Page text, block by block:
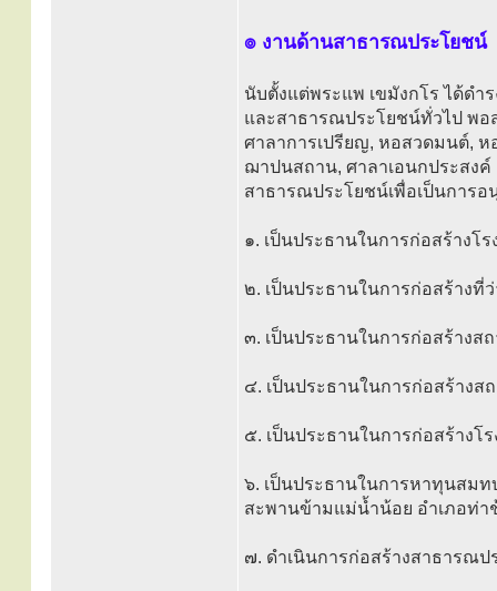
๏ งานด้านสาธารณประโยชน์
นับตั้งแต่พระแพ เขมังกโร ได้ดำ
และสาธารณประโยชน์ทั่วไป พอ
ศาลาการเปรียญ, หอสวดมนต์,
ฌาปนสถาน, ศาลาเอนกประสงค์
สาธารณประโยชน์เพื่อเป็นการ
๑. เป็นประธานในการก่อสร้างโ
๒. เป็นประธานในการก่อสร้างที่
๓. เป็นประธานในการก่อสร้างส
๔. เป็นประธานในการก่อสร้าง
๕. เป็นประธานในการก่อสร้างโ
๖. เป็นประธานในการหาทุนสม
สะพานข้ามแม่น้ำน้อย อำเภอท่า
๗. ดำเนินการก่อสร้างสาธารณ